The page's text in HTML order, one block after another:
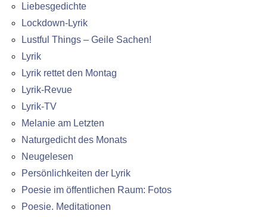
Liebesgedichte
Lockdown-Lyrik
Lustful Things – Geile Sachen!
Lyrik
Lyrik rettet den Montag
Lyrik-Revue
Lyrik-TV
Melanie am Letzten
Naturgedicht des Monats
Neugelesen
Persönlichkeiten der Lyrik
Poesie im öffentlichen Raum: Fotos
Poesie. Meditationen